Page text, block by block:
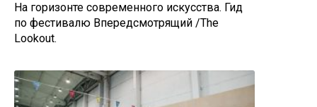
На горизонте современного искусства. Гид
по фестивалю Впередсмотрящий /The
Lookout.